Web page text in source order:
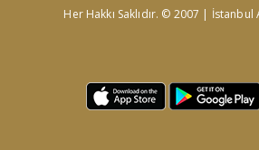
Her Hakkı Saklıdır. © 2007 |